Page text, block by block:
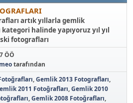
artık yıllarla gemlik
halinde yapıyoruz yıl yıl
fotografları
ÖÖ
tarafından
Gemlik 2013 Fotografları
2011 Fotoğrafları Gemlik 2010
Gemlik 2008 Fotoğrafları